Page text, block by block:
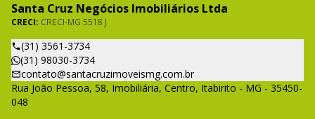
Santa Cruz Negócios Imobiliários Ltda
CRECI: CRECI-MG 5518 J
(31) 3561-3734
(31) 98030-3734
contato@santacruzimoveismg.com.br
Rua João Pessoa, 58, Imobiliária, Centro, Itabirito - MG - 35450-
048